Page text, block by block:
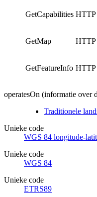
GetCapabilities HTTP
GetMap HTTP
GetFeatureInfo HTTP
operatesOn (informatie over
Traditionele
Unieke code
WGS 84 longitude-
Unieke code
WGS 84
Unieke code
ETRS89